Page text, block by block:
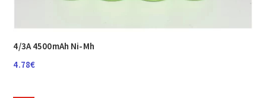
4/3A 4500mAh Ni-Mh
4.78€